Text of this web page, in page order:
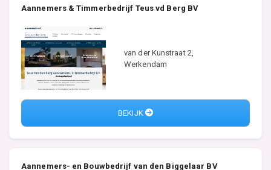
Aannemers & Timmerbedrijf Teus vd Berg BV
van der Kunstraat 2,
Werkendam
BEKIJK
Aannemers- en Bouwbedrijf van den Biggelaar BV